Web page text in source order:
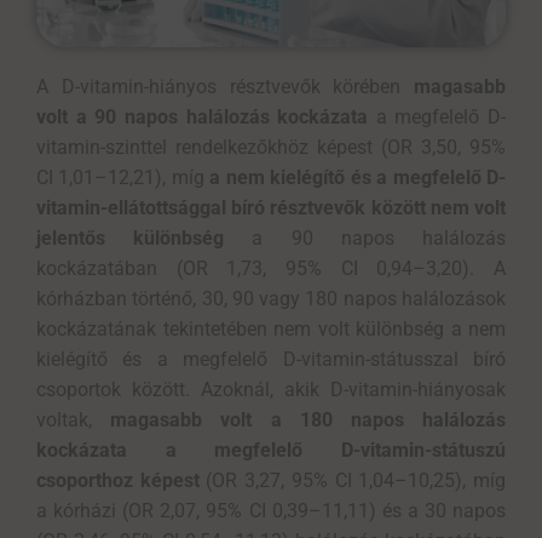
A D-vitamin-hiányos résztvevők körében
magasabb
volt a 90 napos halálozás kockázata a megfelelő D-
vitamin-szinttel rendelkezőkhöz képest (OR 3,50, 95%
CI 1,01–12,21), míg a nem kielégítő és a megfelelő D-
vitamin-ellátottsággal bíró résztvevők között nem volt
jelentős különbség a 90 napos halálozás
kockázatában (OR 1,73, 95% CI 0,94–3,20). A
kórházban történő, 30, 90 vagy 180 napos halálozások
kockázatának tekintetében nem volt különbség a nem
kielégítő és a megfelelő D-vitamin-státusszal bíró
csoportok között. Azoknál, akik D-vitamin-hiányosak
voltak, magasabb volt a 180 napos halálozás
kockázata a megfelelő D-vitamin-státuszú
csoporthoz képest(OR 3,27, 95% CI 1,04–10,25), míg
a kórházi (OR 2,07, 95% CI 0,39–11,11) és a 30 napos